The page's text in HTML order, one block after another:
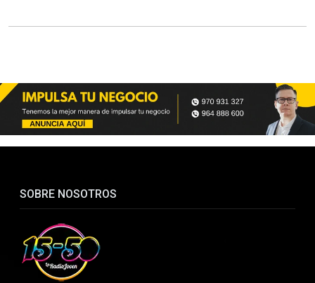
SOBRE NOSOTROS